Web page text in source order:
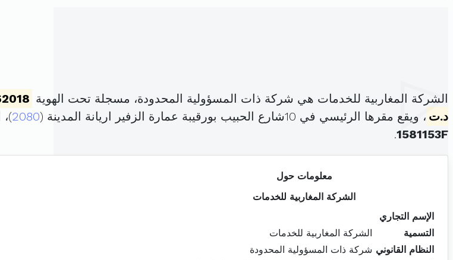
الشركة المغاربية للخدمات هي شركة ذات المسؤولية المحدودة، مسجلة تحت الهوية
د.ت ، ويقع مقرها الرئيسي في 10شارع الحبيب بورقيبة عمارة الزفير اريانة المدينة ( 2080
1581153F
.
معلومات حول
الشركة المغاربية للخدمات
الإسم التجاري
التسمية
الشركة المغاربية للخدمات
النظام القانوني شركة ذات المسؤولية المحدودة